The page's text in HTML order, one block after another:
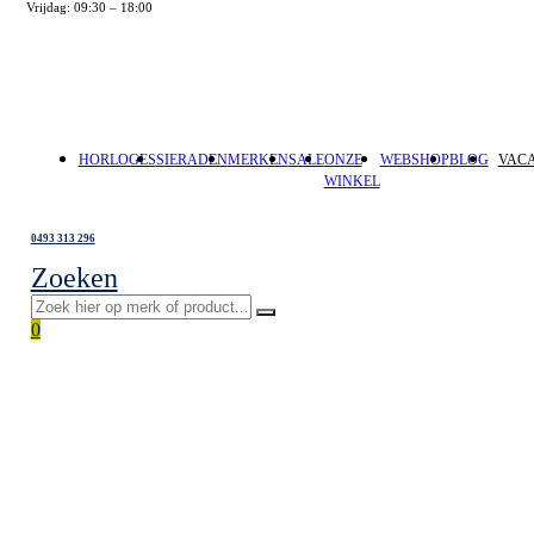
Vrijdag: 09:30 – 18:00
HORLOGESSIERADENMERKENSALEONZE
WINKEL
WEBSHOPBLOG
0493 313 296
Zoeken
0